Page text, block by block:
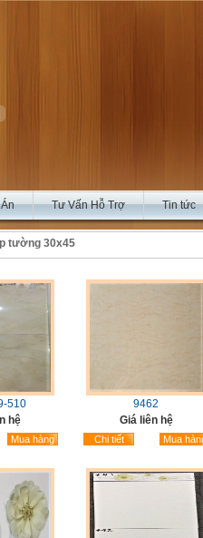
Tư Vấn Hỗ Trợ Tin tức
tường 30x45
510
hệ
Mua hàng
9462
Giá liên hệ
Chi tiết Mua